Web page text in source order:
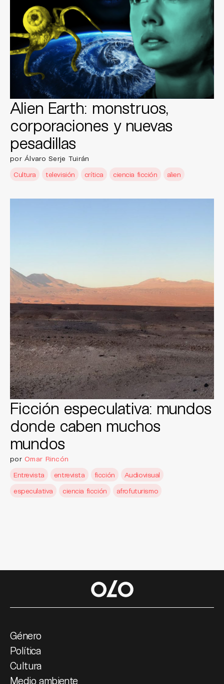
Alien Earth: monstruos,
corporaciones y nuevas
pesadillas
por Álvaro Serje Tuirán
Cultura
televisión crítica ciencia ficción alien
Ficción especulativa: mundos
donde caben muchos
mundos
por Omar Rincón
Entrevista
entrevista ficción
Audiovisual
especulativa
ciencia ficción afrofuturismo
Género
Política
Cultura
Medio ambiente